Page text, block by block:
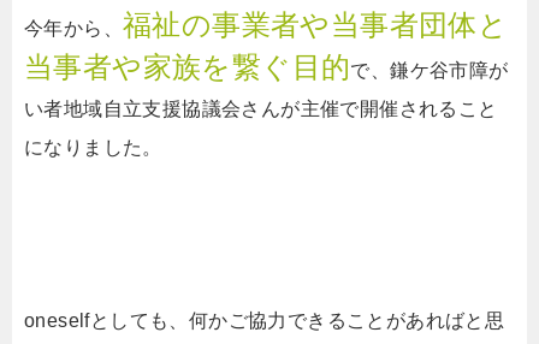
今年から、 福祉の事業者や当事者団体と
当事者や家族を繋ぐ目的で、鎌ケ谷市障が
い者地域自立支援協議会さんが主催で開催されること
になりました。
oneselfとしても、何かご協力できることがあればと思